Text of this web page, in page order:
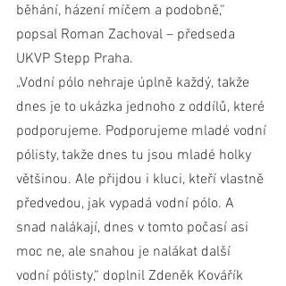
běhání, házení míčem a podobně,“
popsal Roman Zachoval – předseda
UKVP Stepp Praha.
„Vodní pólo nehraje úplně každý, takže
dnes je to ukázka jednoho z oddílů, které
podporujeme. Podporujeme mladé vodní
pólisty, takže dnes tu jsou mladé holky
většinou. Ale přijdou i kluci, kteří vlastně
předvedou, jak vypadá vodní pólo. A
snad nalákají, dnes v tomto počasí asi
moc ne, ale snahou je nalákat další
vodní pólisty,“ doplnil Zdeněk Kovářík